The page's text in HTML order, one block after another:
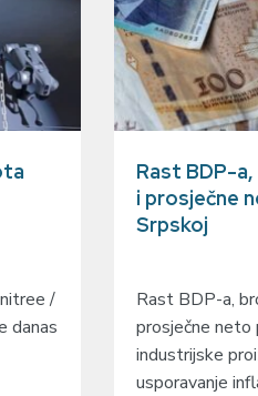
/
danas
Rast BDP-
i prosječne
Srpskoj
Rast BDP-a,
prosječne neto
industrijske
usporavanje